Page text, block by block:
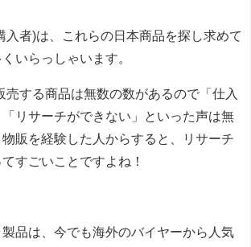
入者)は、これらの日本商品を探し求めて
いらっしゃいます。
売する商品は無数の数があるので「仕入
リサーチができない」といった声は無
販を経験した人からすると、リサーチ
すごいことですよね！
品は、今でも海外のバイヤーから人気